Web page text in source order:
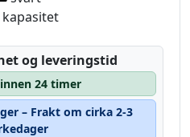
kapasitet
og leveringstid
24 timer
– Frakt om cirka 2-3